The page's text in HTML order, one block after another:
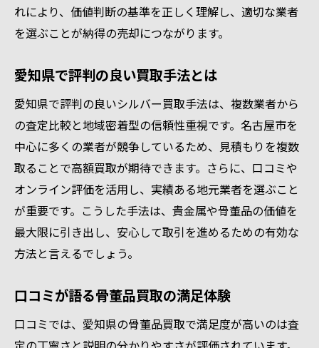
れにより、価値判断の基準を正しく理解し、適切な業者
を選ぶことが納得の売却につながります。
愛知県で評判の良い買取手法とは
愛知県で評判の良いシルバー買取手法は、複数業者から
の査定比較と地域密着型の信頼性重視です。名古屋市を
中心に多くの業者が競争しているため、見積もりを複数
取ることで高額買取が期待できます。さらに、口コミや
オンライン評価を活用し、実績ある地元業者を選ぶこと
が重要です。こうした手法は、貴金属や骨董品の価値を
最大限に引き出し、安心して取引を進めるための有効な
方法と言えるでしょう。
口コミが語る骨董品買取の満足体験
口コミでは、愛知県の骨董品買取で満足度が高いのは査